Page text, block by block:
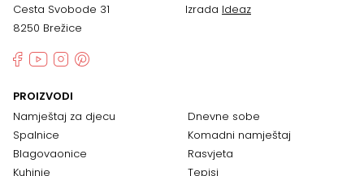
Cesta Svobode 31
8250 Brežice
Izrada Ideaz
PROIZVODI
Namještaj za djecu
Spalnice
Blagovaonice
Kuhinje
Dnevne sobe
Komadni namještaj
Rasvjeta
Tepisi